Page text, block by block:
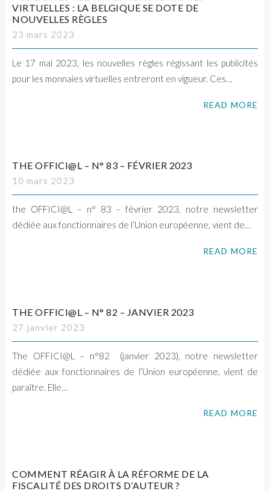
VIRTUELLES : LA BELGIQUE SE DOTE DE
NOUVELLES RÈGLES
23 mars 2023
Le 17 mai 2023, les nouvelles règles régissant les publicités
pour les monnaies virtuelles entreront en vigueur. Ces…
READ MORE
THE OFFICI@L – N° 83 – FÉVRIER 2023
10 mars 2023
the OFFICI@L – n° 83 – février 2023, notre newsletter
dédiée aux fonctionnaires de l’Union européenne, vient de…
READ MORE
THE OFFICI@L – N° 82 – JANVIER 2023
27 janvier 2023
The OFFICI@L – n°82 (janvier 2023), notre newsletter
dédiée aux fonctionnaires de l’Union européenne, vient de
paraître. Elle…
READ MORE
COMMENT RÉAGIR À LA RÉFORME DE LA
FISCALITÉ DES DROITS D’AUTEUR ?